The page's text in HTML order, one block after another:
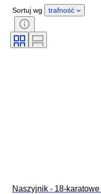
Kamień
Styl
Szlif
Klasa koloru
Rozmiar na przedmiocie
Sortuj wg trafność
Naszyjnik - 18-karatowe